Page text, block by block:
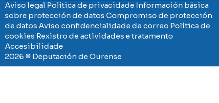
Aviso legal Política de privacidade Información básica
sobre protección de datos Compromiso de protección
de datos Aviso confidencialidade de correo Política de
cookies Rexistro de actividades e tratamento
Accesibilidade
2026 © Deputación de Ourense